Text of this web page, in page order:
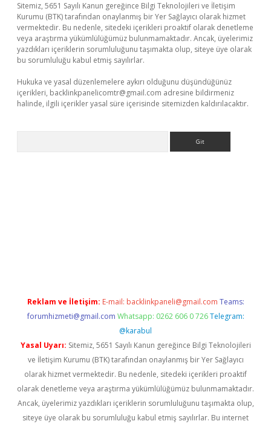
Sitemiz, 5651 Sayılı Kanun gereğince Bilgi Teknolojileri ve İletişim
Kurumu (BTK) tarafından onaylanmış bir Yer Sağlayıcı olarak hizmet
vermektedir. Bu nedenle, sitedeki içerikleri proaktif olarak denetleme
veya araştırma yükümlülüğümüz bulunmamaktadır. Ancak, üyelerimiz
yazdıkları içeriklerin sorumluluğunu taşımakta olup, siteye üye olarak
bu sorumluluğu kabul etmiş sayılırlar.
Hukuka ve yasal düzenlemelere aykırı olduğunu düşündüğünüz
içerikleri, backlinkpanelicomtr@gmail.com adresine bildirmeniz
halinde, ilgili içerikler yasal süre içerisinde sitemizden kaldırılacaktır.
Reklam ve İletişim: E-mail: backlinkpaneli@gmail.com Teams:
forumhizmeti@gmail.com Whatsapp: 0262 606 0 726 Telegram:
@karabul
Yasal Uyarı: Sitemiz, 5651 Sayılı Kanun gereğince Bilgi Teknolojileri
ve İletişim Kurumu (BTK) tarafından onaylanmış bir Yer Sağlayıcı
olarak hizmet vermektedir. Bu nedenle, sitedeki içerikleri proaktif
olarak denetleme veya araştırma yükümlülüğümüz bulunmamaktadır.
Ancak, üyelerimiz yazdıkları içeriklerin sorumluluğunu taşımakta olup,
siteye üye olarak bu sorumluluğu kabul etmiş sayılırlar. Bu internet